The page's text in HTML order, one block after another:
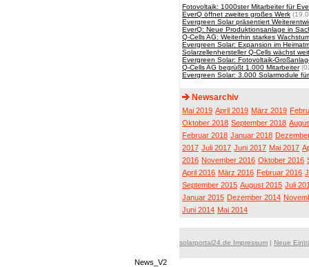
Fotovoltaik: 1000ster Mitarbeiter für
EverQ öffnet zweites großes Werk
Evergreen Solar präsentiert
EverQ: Neue Produktionsanlage in
Q-Cells AG: Weiterhin starkes
Evergreen Solar: Expansion im
Solarzellenhersteller Q-Cells wächst
Evergreen Solar: Fotovoltaik-
Q-Cells AG begrüßt 1.000 Mitarbeiter
Evergreen Solar: 3.000 Solarmodule
Newsarchiv
Mai 2019 April 2019 März 2019
Oktober 2018 September 2018
Februar 2018 Januar 2018
2017 Juli 2017 Juni 2017 Mai 2017
2016 November 2016 Oktober 2016
April 2016 März 2016 Februar 2016
September 2015 August 2015 Juli
Januar 2015 Dezember 2014
Juni 2014 Mai 2014
solarportal24.de Impressum | Neue
News_V2